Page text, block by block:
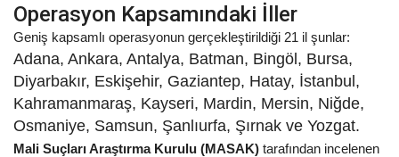
Operasyon Kapsamındaki İller
Geniş kapsamlı operasyonun gerçekleştirildiği 21 il şunlar:
Adana, Ankara, Antalya, Batman, Bingöl, Bursa,
Diyarbakır, Eskişehir, Gaziantep, Hatay, İstanbul,
Kahramanmaraş, Kayseri, Mardin, Mersin, Niğde,
Osmaniye, Samsun, Şanlıurfa, Şırnak ve Yozgat.
Mali Suçları Araştırma Kurulu (MASAK) tarafından incelenen